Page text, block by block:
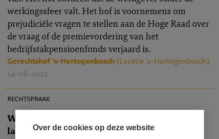
Over de cookies op deze website
werkingssfeer valt. Het hof is voornemens om
prejudiciële vragen te stellen aan de Hoge Raad over
de vraag of de premievordering van het
bedrijfstakpensioenfonds verjaard is.
Gerechtshof 's-Hertogenbosch (Locatie 's-Hertogenbosch),
14-06-2022
rechtspraak
Werknemer heeft geen recht op uitkering 70%
laatstverdiend salaris